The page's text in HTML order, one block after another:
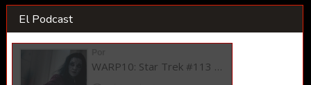
El Podcast